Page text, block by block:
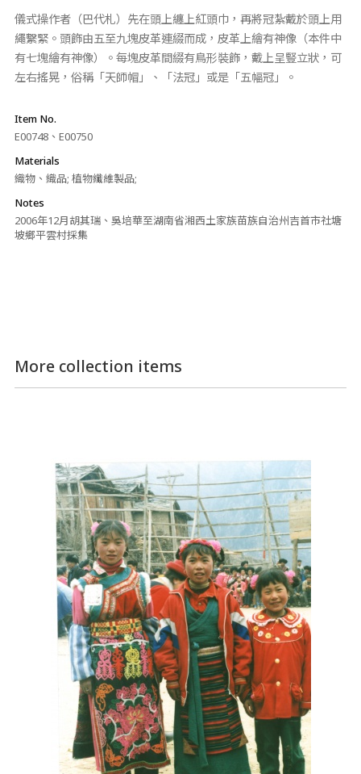
儀式操作者（巴代札）先在頭上纏上紅頭巾，再將冠紮戴於頭上用
繩繫緊。頭飾由五至九塊皮革連綴而成，皮革上繪有神像（本件中
有七塊繪有神像）。每塊皮革間綴有鳥形裝飾，戴上呈豎立狀，可
左右搖晃，俗稱「天師帽」、「法冠」或是「五幅冠」。
Item No.
E00748、E00750
Materials
織物、織品; 植物纖維製品;
Notes
2006年12月胡其瑞、吳培華至湖南省湘西土家族苗族自治州吉首市社塘
坡鄉平雲村採集
More collection items